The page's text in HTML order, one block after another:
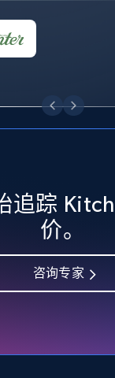
products from
Title, Seller name,
359+
records by
Title, Seller name,
Breadcrumbs, Root
追踪
价。
咨询专家